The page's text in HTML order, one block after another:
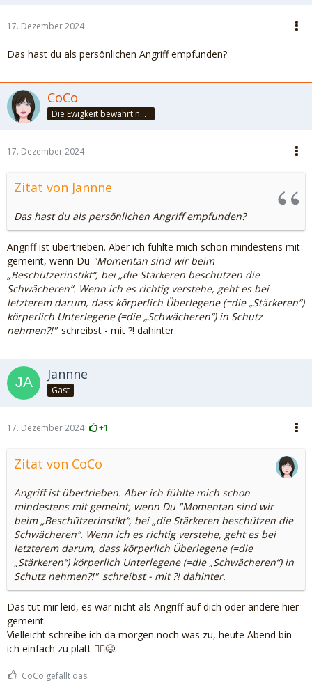
17. Dezember 2024
Das hast du als persönlichen Angriff empfunden?
CoCo
Die Ewigkeit bewahrt nur die Liebe, weil sie von gleicher Natur ist. ~Khalil Gibran~
17. Dezember 2024
Zitat von Jannne
Das hast du als persönlichen Angriff empfunden?
Angriff ist übertrieben. Aber ich fühlte mich schon mindestens mit
gemeint, wenn Du "Momentan sind wir beim
„Beschützerinstikt“, bei „die Stärkeren beschützen die
Schwächeren“. Wenn ich es richtig verstehe, geht es bei
letzterem darum, dass körperlich Überlegene (=die „Stärkeren“)
körperlich Unterlegene (=die „Schwächeren“) in Schutz
nehmen?!" schreibst - mit ?! dahinter.
Jannne
Gast
17. Dezember 2024 +1
Zitat von CoCo
Angriff ist übertrieben. Aber ich fühlte mich schon
mindestens mit gemeint, wenn Du "Momentan sind wir
beim „Beschützerinstikt“, bei „die Stärkeren beschützen die
Schwächeren“. Wenn ich es richtig verstehe, geht es bei
letzterem darum, dass körperlich Überlegene (=die
„Stärkeren“) körperlich Unterlegene (=die „Schwächeren“) in
Schutz nehmen?!" schreibst - mit ?! dahinter.
Das tut mir leid, es war nicht als Angriff auf dich oder andere hier
gemeint.
Vielleicht schreibe ich da morgen noch was zu, heute Abend bin
ich einfach zu platt 🤷‍♀️😉.
CoCo gefällt das.